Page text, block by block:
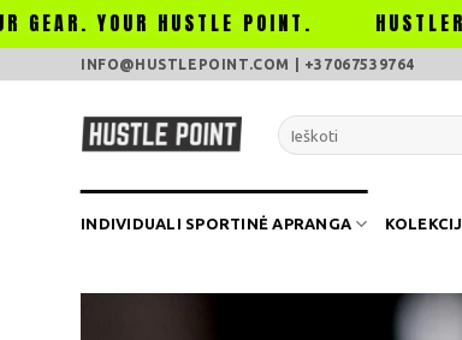
HUSTLE POINT. HUSTLERS DON'T
INFO@HUSTLEPOINT.COM | +37067539764
Ieškoti:
INDIVIDUALI SPORTINĖ APRANGA